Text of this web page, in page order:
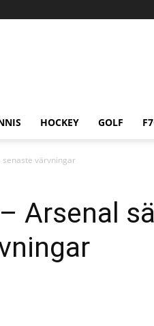
HOCKEY GOLF
senaste värvningar
Arsenal